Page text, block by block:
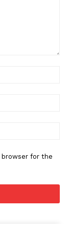
browser for the